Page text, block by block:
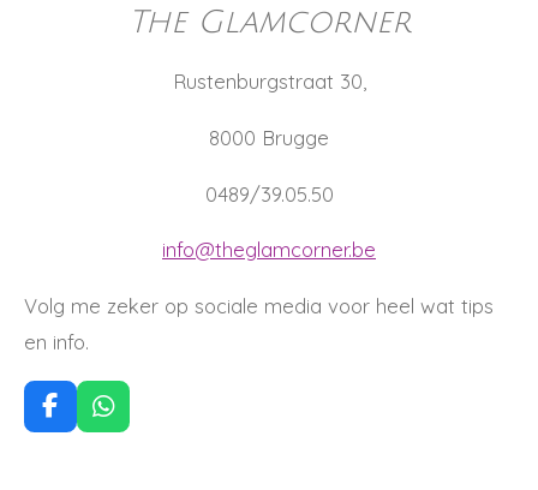
The Glamcorner
Rustenburgstraat 30,
8000 Brugge
0489/39.05.50
info@theglamcorner.be
Volg me zeker op sociale media voor heel wat tips
en info.
F
a
W
h